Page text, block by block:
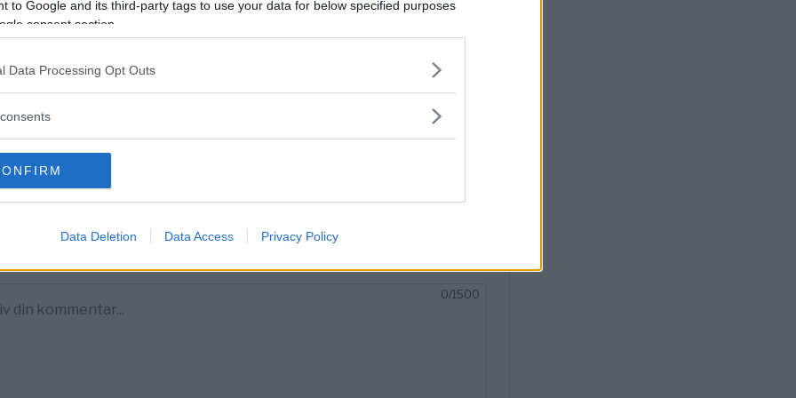
to Google and its third-party tags to use your data for below specified purposes
consent section.
Data Processing Opt Outs
Data Deletion Data Access Privacy Policy
inlägg
nedan omfattas inte av utgivningsbeviset för www.dagensvastervik.se.